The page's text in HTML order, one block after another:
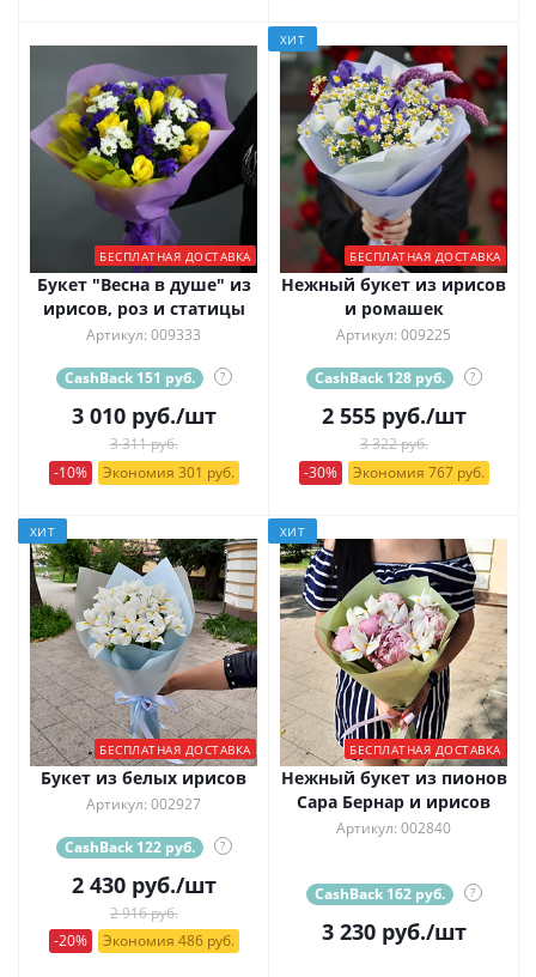
БЕСПЛАТНАЯ ДОСТАВКА
Букет "Весна в душе" из
ирисов, роз и статицы
Артикул: 009333
CashBack 151 руб. ?
3 010руб./шт
3 311 руб.
-10%
Экономия 301 руб.
ХИТ
БЕСПЛАТНАЯ ДОСТАВКА
Нежный букет из ирисов
и ромашек
Артикул: 009225
CashBack 128 руб. ?
2 555руб./шт
3 322 руб.
-30%
Экономия 767 руб.
ХИТ
БЕСПЛАТНАЯ ДОСТАВКА
Букет из белых ирисов
Артикул: 002927
CashBack 122 руб. ?
2 430руб./шт
2 916 руб.
-20%
Экономия 486 руб.
ХИТ
БЕСПЛАТНАЯ ДОСТАВКА
Нежный букет из пионов
Сара Бернар и ирисов
Артикул: 002840
CashBack 162 руб. ?
3 230руб./шт